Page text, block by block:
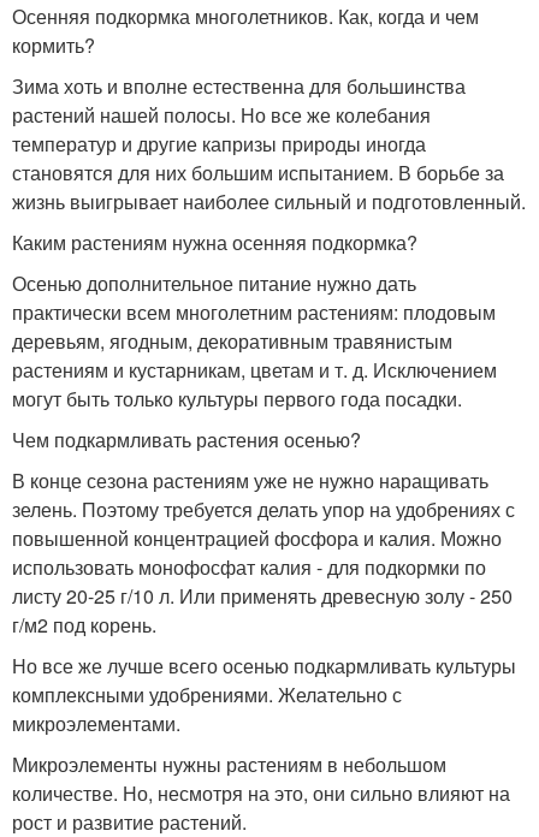
Осенняя подкормка многолетников. Как, когда и чем
кормить?
Зима хоть и вполне естественна для большинства
растений нашей полосы. Но все же колебания
температур и другие капризы природы иногда
становятся для них большим испытанием. В борьбе за
жизнь выигрывает наиболее сильный и подготовленный.
Каким растениям нужна осенняя подкормка?
Осенью дополнительное питание нужно дать
практически всем многолетним растениям: плодовым
деревьям, ягодным, декоративным травянистым
растениям и кустарникам, цветам и т. д. Исключением
могут быть только культуры первого года посадки.
Чем подкармливать растения осенью?
В конце сезона растениям уже не нужно наращивать
зелень. Поэтому требуется делать упор на удобрениях с
повышенной концентрацией фосфора и калия. Можно
использовать монофосфат калия - для подкормки по
листу 20-25 г/10 л. Или применять древесную золу - 250
г/м2 под корень.
Но все же лучше всего осенью подкармливать культуры
комплексными удобрениями. Желательно с
микроэлементами.
Микроэлементы нужны растениям в небольшом
количестве. Но, несмотря на это, они сильно влияют на
рост и развитие растений.